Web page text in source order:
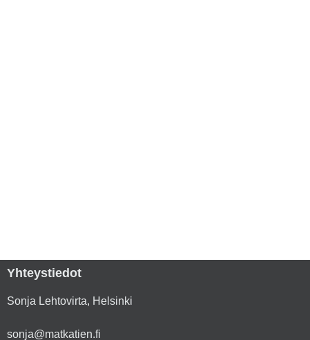
Yhteystiedot
Sonja Lehtovirta, Helsinki
sonja@matkatien.fi